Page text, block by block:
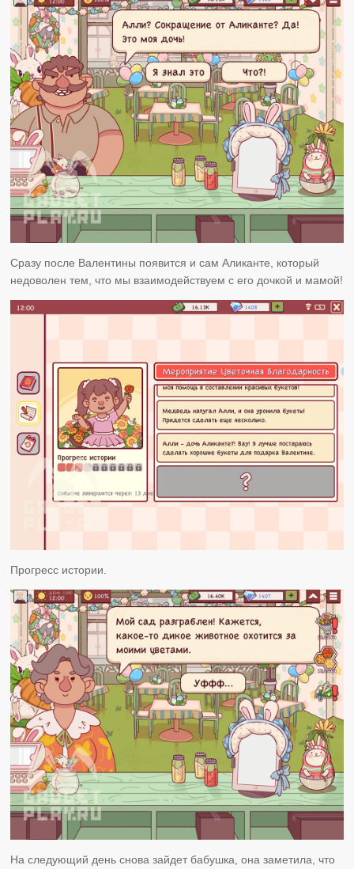
Сразу после Валентины появится и сам Аликанте, который
недоволен тем, что мы взаимодействуем с его дочкой и мамой!
Прогресс истории.
На следующий день снова зайдет бабушка, она заметила, что